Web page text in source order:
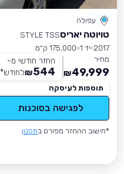
עפולה
טויוטה יאריסSTYLE TSS
2017 יד 1
175,000 ק״מ
מחיר
49,999
₪
החזר חודשי מ-
544
₪לחודש*
תוספות לעיסקה
לפגישה בסוכנות
*חישוב ההחזר מפורט בתקנון